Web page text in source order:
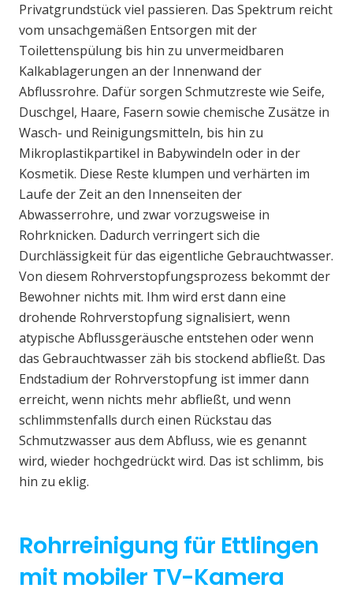
Privatgrundstück viel passieren. Das Spektrum reicht
vom unsachgemäßen Entsorgen mit der
Toilettenspülung bis hin zu unvermeidbaren
Kalkablagerungen an der Innenwand der
Abflussrohre. Dafür sorgen Schmutzreste wie Seife,
Duschgel, Haare, Fasern sowie chemische Zusätze in
Wasch- und Reinigungsmitteln, bis hin zu
Mikroplastikpartikel in Babywindeln oder in der
Kosmetik. Diese Reste klumpen und verhärten im
Laufe der Zeit an den Innenseiten der
Abwasserrohre, und zwar vorzugsweise in
Rohrknicken. Dadurch verringert sich die
Durchlässigkeit für das eigentliche Gebrauchtwasser.
Von diesem Rohrverstopfungsprozess bekommt der
Bewohner nichts mit. Ihm wird erst dann eine
drohende Rohrverstopfung signalisiert, wenn
atypische Abflussgeräusche entstehen oder wenn
das Gebrauchtwasser zäh bis stockend abfließt. Das
Endstadium der Rohrverstopfung ist immer dann
erreicht, wenn nichts mehr abfließt, und wenn
schlimmstenfalls durch einen Rückstau das
Schmutzwasser aus dem Abfluss, wie es genannt
wird, wieder hochgedrückt wird. Das ist schlimm, bis
hin zu eklig.
Rohrreinigung für Ettlingen
mit mobiler TV-Kamera